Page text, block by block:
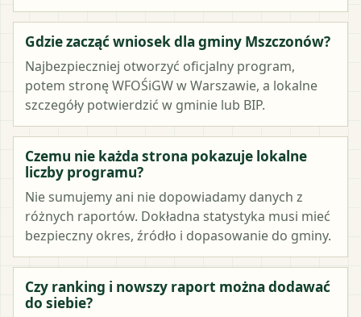
Gdzie zacząć wniosek dla gminy Mszczonów?
Najbezpieczniej otworzyć oficjalny program,
potem stronę WFOŚiGW w Warszawie, a lokalne
szczegóły potwierdzić w gminie lub BIP.
Czemu nie każda strona pokazuje lokalne
liczby programu?
Nie sumujemy ani nie dopowiadamy danych z
różnych raportów. Dokładna statystyka musi mieć
bezpieczny okres, źródło i dopasowanie do gminy.
Czy ranking i nowszy raport można dodawać
do siebie?